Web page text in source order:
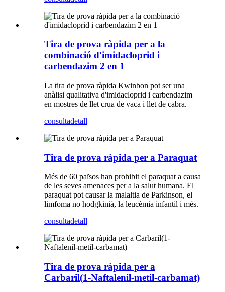
Tira de prova ràpida per a la
combinació d'imidacloprid i
carbendazim 2 en 1
La tira de prova ràpida Kwinbon pot ser una
anàlisi qualitativa d'imidacloprid i carbendazim
en mostres de llet crua de vaca i llet de cabra.
consultadetall
Tira de prova ràpida per a Paraquat
Més de 60 països han prohibit el paraquat a causa
de les seves amenaces per a la salut humana. El
paraquat pot causar la malaltia de Parkinson, el
limfoma no hodgkinià, la leucèmia infantil i més.
consultadetall
Tira de prova ràpida per a
Carbaril(1-Naftalenil-metil-carbamat)